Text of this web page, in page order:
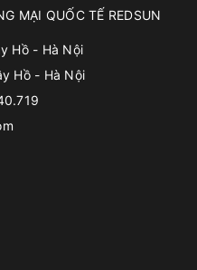
MẠI QUỐC TẾ REDSUN
Hồ - Hà Nội
Hồ - Hà Nội